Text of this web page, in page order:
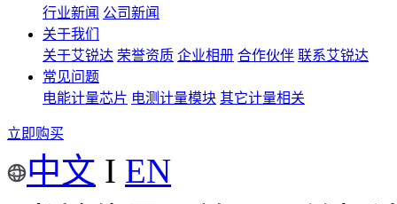
行业新闻 公司新闻
关于我们
关于艾锐达 荣誉资质 企业相册 合作伙伴 联系艾锐达
常见问题
电能计量芯片 电测计量模块 其它计量相关
立即购买
中文 I EN